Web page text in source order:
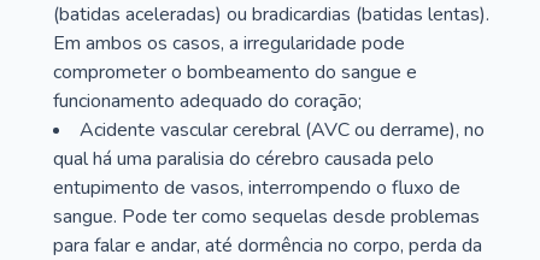
(batidas aceleradas) ou bradicardias (batidas lentas).
Em ambos os casos, a irregularidade pode
comprometer o bombeamento do sangue e
funcionamento adequado do coração;
Acidente vascular cerebral (AVC ou derrame), no
qual há uma paralisia do cérebro causada pelo
entupimento de vasos, interrompendo o fluxo de
sangue. Pode ter como sequelas desde problemas
para falar e andar, até dormência no corpo, perda da